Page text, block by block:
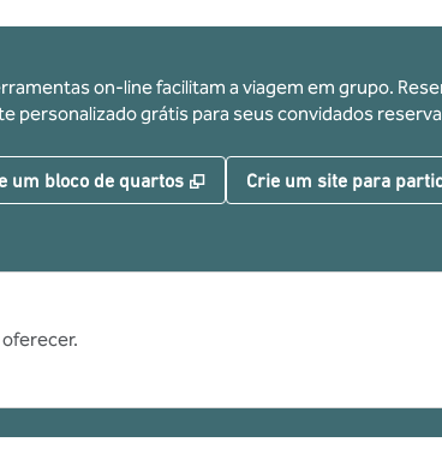
on-line facilitam a viagem em grupo.
personalizado grátis para seus convidados
um bloco de quartos , Abre nova guia
Crie um site para